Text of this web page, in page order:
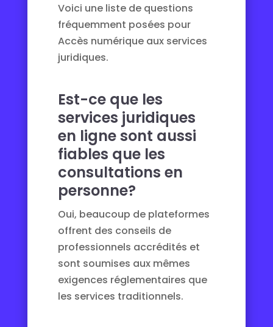
Voici une liste de questions
fréquemment posées pour
Accès numérique aux services
juridiques.
Est-ce que les
services juridiques
en ligne sont aussi
fiables que les
consultations en
personne?
Oui, beaucoup de plateformes
offrent des conseils de
professionnels accrédités et
sont soumises aux mêmes
exigences réglementaires que
les services traditionnels.